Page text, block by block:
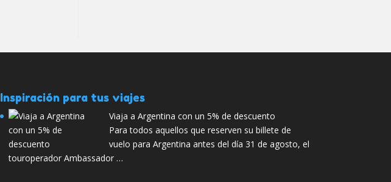
Inspiración para tus viajes
Viaja a Argentina con un 5% de descuento
Para todos aquellos que reserven su billete de
vuelo para Argentina antes del día 31 de agosto, el
touroperador Ambassador …